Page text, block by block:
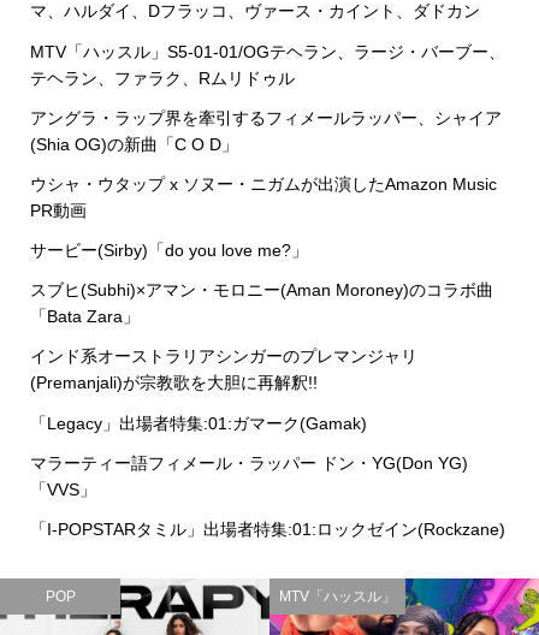
マ、ハルダイ、Dフラッコ、ヴァース・カイント、ダドカン
MTV「ハッスル」S5-01-01/OGテヘラン、ラージ・バーブー、
テヘラン、ファラク、Rムリドゥル
アングラ・ラップ界を牽引するフィメールラッパー、シャイア
(Shia OG)の新曲「C O D」
ウシャ・ウタップ x ソヌー・ニガムが出演したAmazon Music
PR動画
サービー(Sirby)「do you love me?」
スブヒ(Subhi)×アマン・モロニー(Aman Moroney)のコラボ曲
「Bata Zara」
インド系オーストラリアシンガーのプレマンジャリ
(Premanjali)が宗教歌を大胆に再解釈!!
「Legacy」出場者特集:01:ガマーク(Gamak)
マラーティー語フィメール・ラッパー ドン・YG(Don YG)
「VVS」
「I-POPSTARタミル」出場者特集:01:ロックゼイン(Rockzane)
POP MTV「ハッスル」